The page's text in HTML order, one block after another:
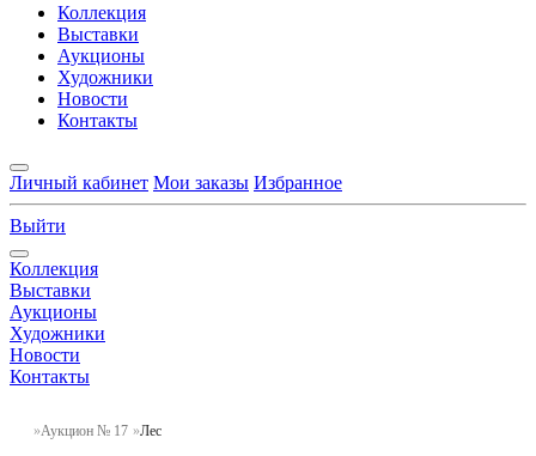
Коллекция
Выставки
Аукционы
Художники
Новости
Контакты
Личный кабинет Мои заказы Избранное
Выйти
Коллекция
Выставки
Аукционы
Художники
Новости
Контакты
Аукцион № 17 Лес